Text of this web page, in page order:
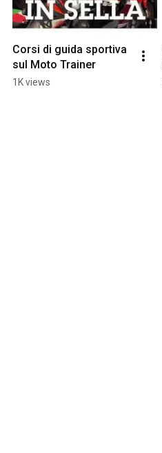
Corsi di guida sportiva
sul Moto Trainer
1K views